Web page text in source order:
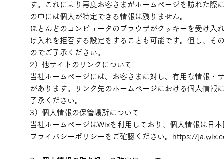
す。これにより再度お客さまがホームページを訪れた際
の中には個人が特定できる情報は残りません。
ほとんどのコンピュータのブラウザがクッキーを受け入
け入れを拒否する設定をすることも可能です。但し、そ
のでご了承ください。
2）他サイトのリンクについて
当社ホームページには、お客さまに対し、有用な情報・
があります。リンク先のホームページにおける個人情報
了承ください。
3）個人情報の保管場所について
当社ホームページはWixを利用しており、個人情報は日
プライバシーポリシーをご確認ください。https://